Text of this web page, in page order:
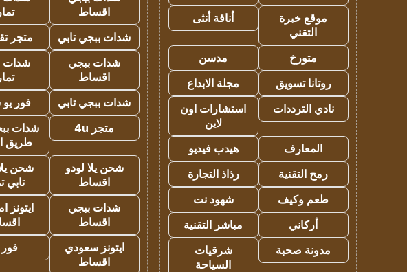
موقع خبرة
التقني
أناقة أنثى
متورخ
مدسن
روتانا تسويق
مجلة الابداع
نادي الترددات
استشارات اون
لاين
المعارف
هيدب فيديو
رمح التقنية
رذاذ التجارة
طعم وكيف
شهود نت
أركاني
مباشر التقنية
مدونة صحبة
شرقيات
السياحة
اقساط
شدات ببجي تابي
متجر
شدات ببجي
اقساط
شدات
شدات ببجي تابي
فور يو
متجر 4u
شدات
طريق
شحن يلا لودو
اقساط
شحن
تابي
شدات ببجي
اقساط
ايتونز
ايتونز سعودي
اقساط
فور